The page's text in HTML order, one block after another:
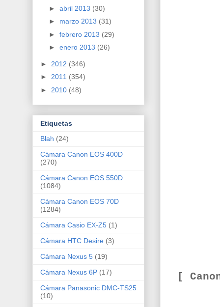
[
► abril 2013 (30)
► marzo 2013 (31)
► febrero 2013 (29)
► enero 2013 (26)
► 2012 (346)
► 2011 (354)
► 2010 (48)
Etiquetas
Blah (24)
Cámara Canon EOS 400D
(270)
Cámara Canon EOS 550D
(1084)
Cámara Canon EOS 70D
(1284)
Cámara Casio EX-Z5 (1)
Cámara HTC Desire (3)
Cámara Nexus 5 (19)
Cámara Nexus 6P (17)
Cámara Panasonic DMC-TS25
(10)